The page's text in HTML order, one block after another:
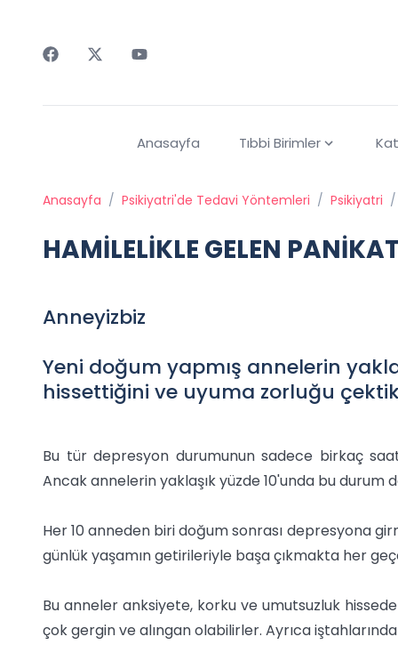
Anasayfa Tıbbi Birimler
Anasayfa / Psikiyatri'de Tedavi Yöntemleri / Psikiyatri /
HAMİLELİKLE GELEN
Anneyizbiz
Yeni doğum yapmış annelerin
hissettiğini ve uyuma zorluğu
Bu tür depresyon durumunun sadece birkaç
Ancak annelerin yaklaşık yüzde 10'unda bu durum
Her 10 anneden biri doğum sonrası depresyona
günlük yaşamın getirileriyle başa çıkmakta her
Bu anneler anksiyete, korku ve umutsuzluk
çok gergin ve alıngan olabilirler. Ayrıca